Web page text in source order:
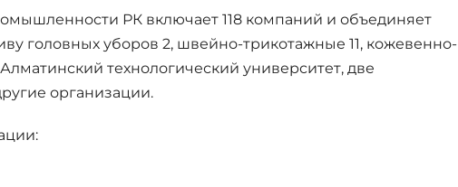
РК включает 118 компаний и объединяет
головных уборов 2, швейно-трикотажные 11, кожевенно-
технологический университет, две
организации.